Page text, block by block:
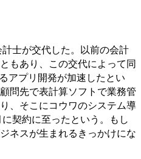
士が交代した。以前の会計
もあり、この交代によって同
アプリ開発が加速したとい
問先で表計算ソフトで業務管
、そこにコウワのシステム導
契約に至ったという。もし
ネスが生まれるきっかけにな